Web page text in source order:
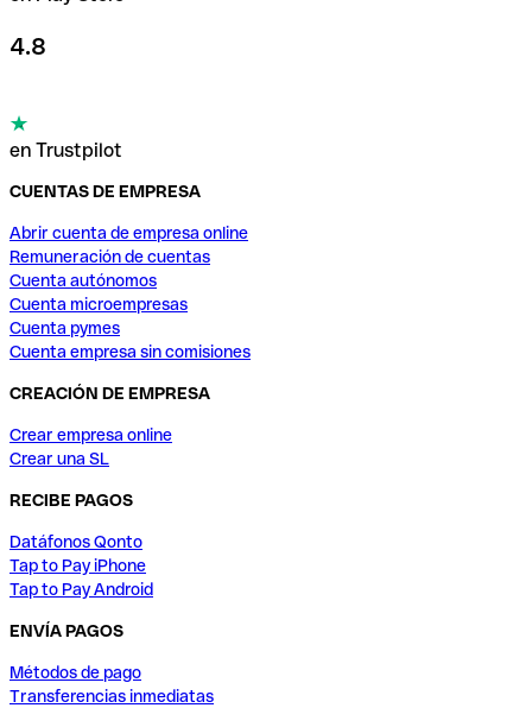
4.8
en Trustpilot
CUENTAS DE EMPRESA
Abrir cuenta de empresa online
Remuneración de cuentas
Cuenta autónomos
Cuenta microempresas
Cuenta pymes
Cuenta empresa sin comisiones
CREACIÓN DE EMPRESA
Crear empresa online
Crear una SL
RECIBE PAGOS
Datáfonos Qonto
Tap to Pay iPhone
Tap to Pay Android
ENVÍA PAGOS
Métodos de pago
Transferencias inmediatas